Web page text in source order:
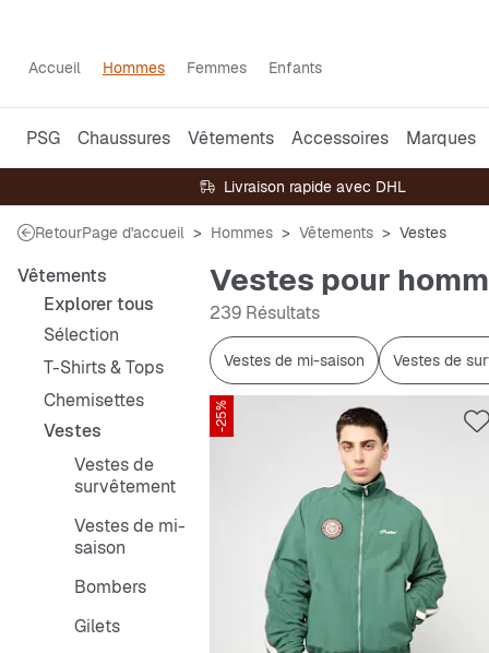
Accueil Hommes Femmes Enfants
PSG Chaussures Vêtements Accessoires Marques
Livraison rapide avec DHL
RetourPage d'accueil Hommes Vêtements Vestes
Vêtements
Explorer tous
Sélection
T-Shirts & Tops
Chemisettes
Vestes
Vestes de
survêtement
Vestes de mi-
saison
Bombers
Gilets
Vestes pour
239 Résultats
Vestes de mi-saison Vestes de
-25%